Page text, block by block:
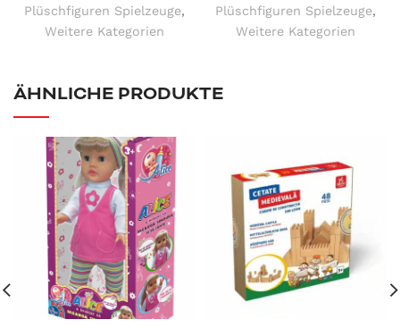
Plüschfiguren Spielzeuge,
Weitere Kategorien
Plüschfiguren Spielzeuge,
Weitere Kategorien
ÄHNLICHE PRODUKTE